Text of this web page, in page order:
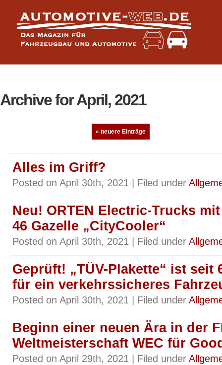
Archive for April, 2021
« neuere Einträge
Alles im Griff?
Posted on April 30th, 2021 | Filed under
Neu! ORTEN Electric-Trucks
46 Gazelle „CityCooler“
Posted on April 30th, 2021 | Filed under
Geprüft! „TÜV-Plakette“ ist seit
für ein verkehrssicheres
Posted on April 30th, 2021 | Filed under
Beginn einer neuen Ära in der
Weltmeisterschaft WEC für
Posted on April 29th, 2021 | Filed under